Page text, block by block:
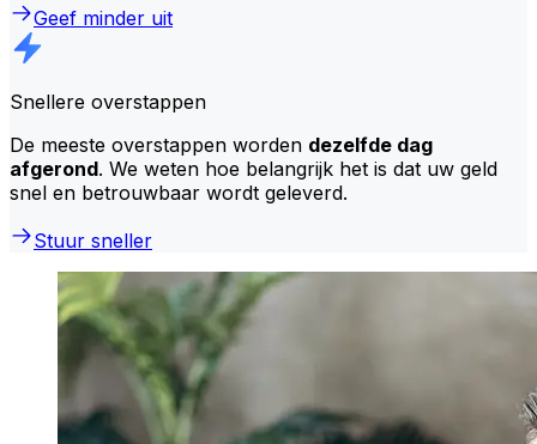
Geef minder uit
Snellere overstappen
De meeste overstappen worden dezelfde dag
afgerond. We weten hoe belangrijk het is dat uw geld
snel en betrouwbaar wordt geleverd.
Stuur sneller